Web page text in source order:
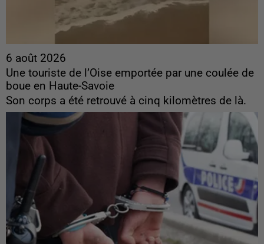
6 août 2026
Une touriste de l’Oise emportée par une coulée de
boue en Haute-Savoie
Son corps a été retrouvé à cinq kilomètres de là.